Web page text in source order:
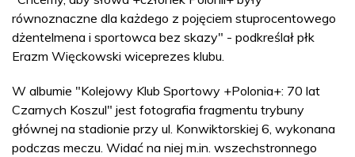
równoznaczne dla każdego z pojęciem stuprocentowego
dżentelmena i sportowca bez skazy" - podkreślał płk
Erazm Więckowski wiceprezes klubu.
W albumie "Kolejowy Klub Sportowy +Polonia+: 70 lat
Czarnych Koszul" jest fotografia fragmentu trybuny
głównej na stadionie przy ul. Konwiktorskiej 6, wykonana
podczas meczu. Widać na niej m.in. wszechstronnego